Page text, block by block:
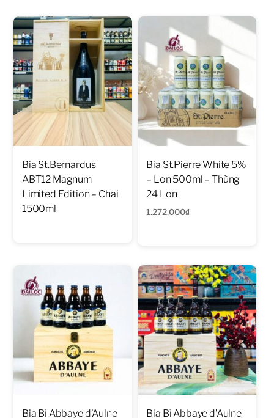
Bia St.Bernardus
ABT12 Magnum
Limited Edition – Chai
1500ml
Bia St.Pierre White 5%
– Lon 500ml – Thùng
24 Lon
1.272.000₫
Bia Bỉ Abbaye d’Aulne
Bia Bỉ Abbaye d’Aulne